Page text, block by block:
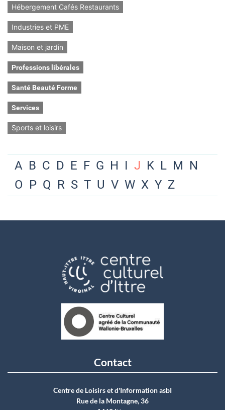
Hébergement Cafés Restaurants
Industries et PME
Maison et jardin
Professions libérales
Santé Beauté Forme
Services
Sports et loisirs
A B C D E F G H I J K L M N
O P Q R S T U V W X Y Z
Contact
Centre de Loisirs et d'Information asbI
Rue de la Montagne, 36